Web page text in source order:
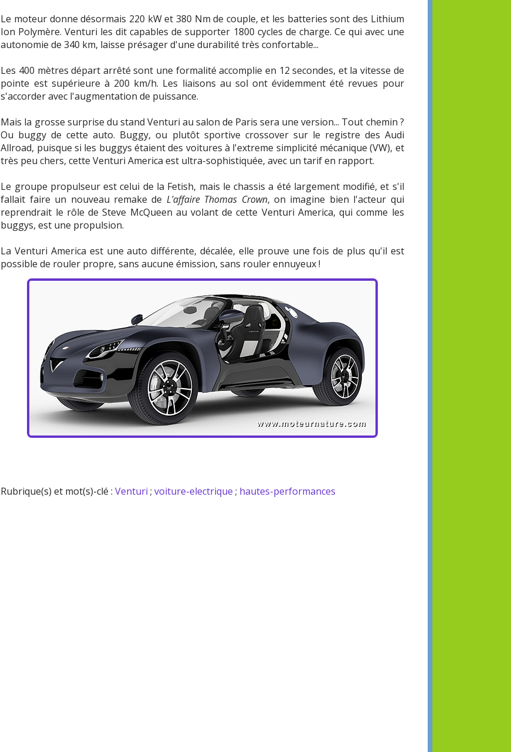
Le moteur donne désormais 220 kW et 380 Nm de couple, et les batteries sont des Lithium
Ion Polymère. Venturi les dit capables de supporter 1800 cycles de charge. Ce qui avec une
autonomie de 340 km, laisse présager d'une durabilité très confortable...
Les 400 mètres départ arrêté sont une formalité accomplie en 12 secondes, et la vitesse de
pointe est supérieure à 200 km/h. Les liaisons au sol ont évidemment été revues pour
s'accorder avec l'augmentation de puissance.
Mais la grosse surprise du stand Venturi au salon de Paris sera une version... Tout chemin ?
Ou buggy de cette auto. Buggy, ou plutôt sportive crossover sur le registre des Audi
Allroad, puisque si les buggys étaient des voitures à l'extreme simplicité mécanique (VW), et
très peu chers, cette Venturi America est ultra-sophistiquée, avec un tarif en rapport.
Le groupe propulseur est celui de la Fetish, mais le chassis a été largement modifié, et s'il
fallait faire un nouveau remake de L'affaire Thomas Crown, on imagine bien l'acteur qui
reprendrait le rôle de Steve McQueen au volant de cette Venturi America, qui comme les
buggys, est une propulsion.
La Venturi America est une auto différente, décalée, elle prouve une fois de plus qu'il est
possible de rouler propre, sans aucune émission, sans rouler ennuyeux !
Rubrique(s) et mot(s)-clé :Venturi ;voiture-electrique ; hautes-performances